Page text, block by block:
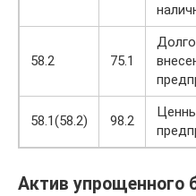
58.2 75.1
58.1(58.2) 98.2
Актив упрощенного